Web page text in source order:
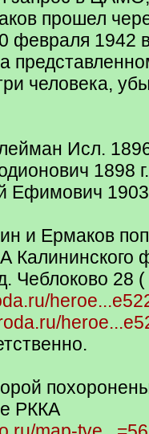
прошел
февраля 1942
человека,
Исл.
1898
Ефимович 1903
и Ермаков
Калининского
Чеблоково 28 (
РККА